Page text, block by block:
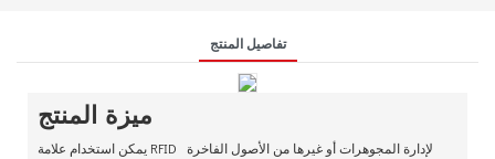
تفاصيل المنتج
ميزة المنتج
يمكن استخدام علامة RFID لإدارة المجوهرات أو غيرها من الأصول الفاخرة